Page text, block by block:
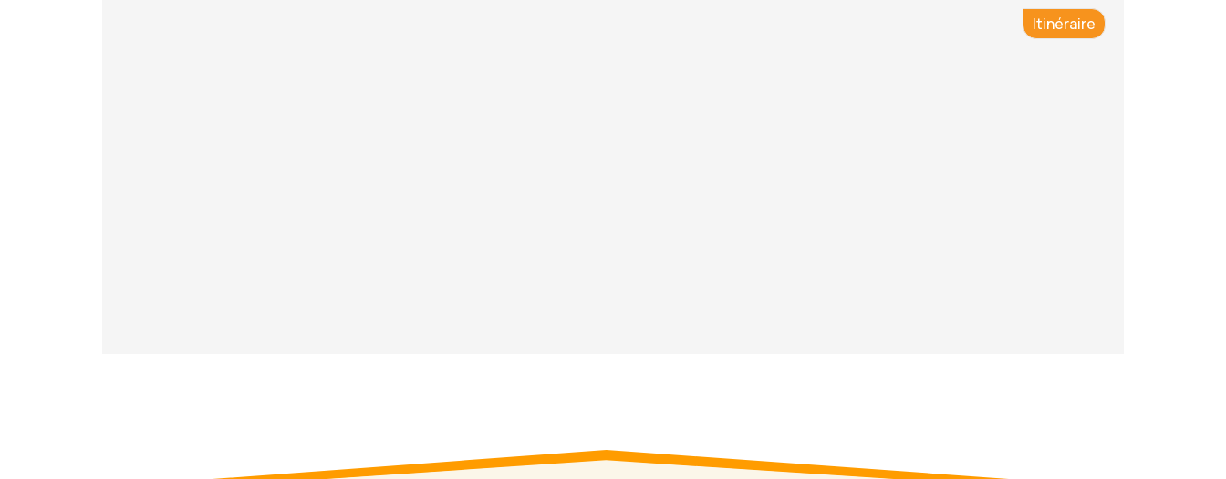
Itinéraire